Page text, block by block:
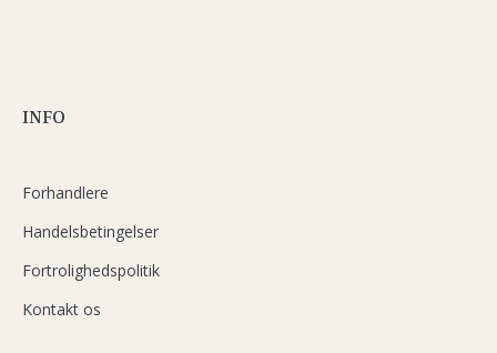
INFO
Forhandlere
Handelsbetingelser
Fortrolighedspolitik
Kontakt os